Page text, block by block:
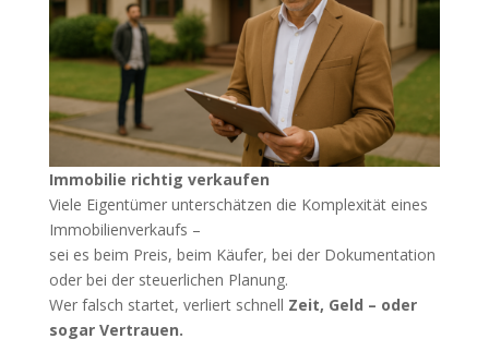
Immobilie richtig verkaufen
Viele Eigentümer unterschätzen die Komplexität eines
Immobilienverkaufs –
sei es beim Preis, beim Käufer, bei der Dokumentation
oder bei der steuerlichen Planung.
Wer falsch startet, verliert schnell Zeit, Geld – oder
sogar Vertrauen.